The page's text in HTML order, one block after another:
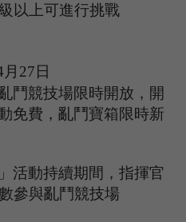
以上可進行挑戰
月 27日
鬥競技場限時開放，開
免費，亂鬥寶箱限時新
活動持續期間，指揮官
參與亂鬥競技場